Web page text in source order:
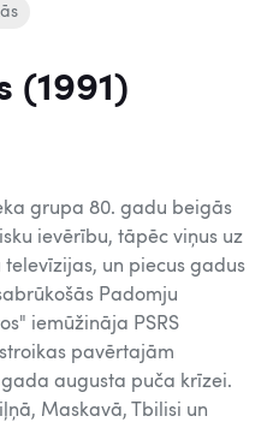
(1991)
grupa 80. gadu beigās
ievērību, tāpēc viņus uz
un piecus gadus
Padomju
iemūžināja PSRS
pavērtajām
augusta puča krīzei.
Maskavā, Tbilisi un